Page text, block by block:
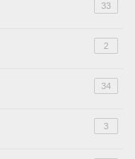
33
2
34
3